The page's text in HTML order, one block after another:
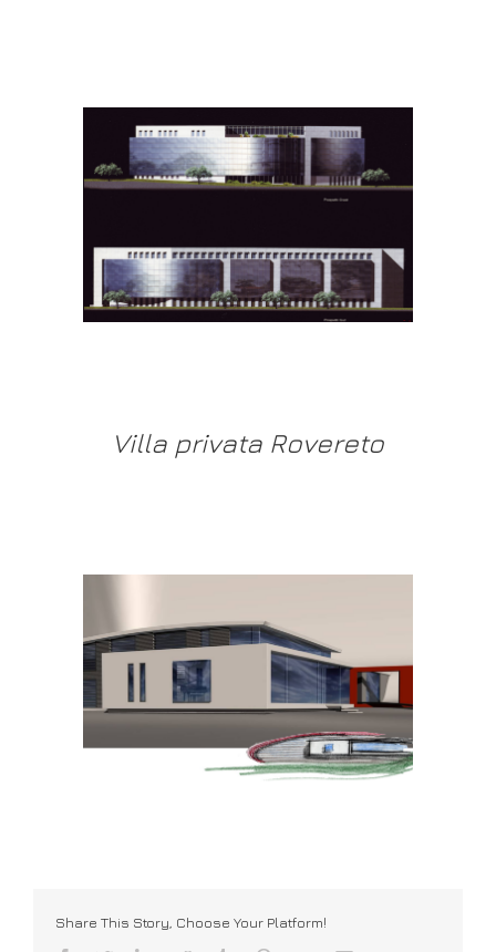
Villa privata Rovereto
Share This Story, Choose Your Platform!